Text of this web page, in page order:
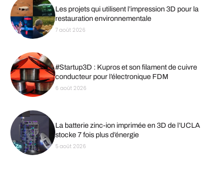
Les projets qui utilisent l’impression 3D pour la
restauration environnementale
7 août 2026
#Startup3D : Kupros et son filament de cuivre
conducteur pour l’électronique FDM
6 août 2026
La batterie zinc-ion imprimée en 3D de l’UCLA
stocke 7 fois plus d’énergie
5 août 2026